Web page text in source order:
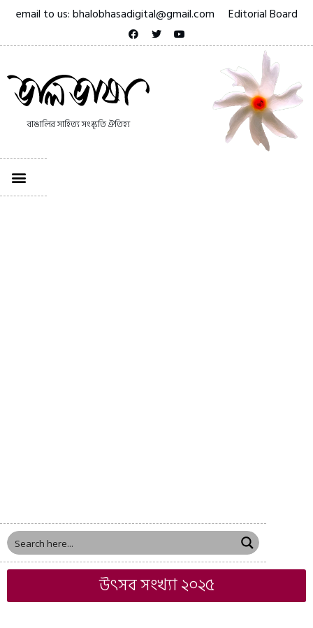
email to us: bhalobhasadigital@gmail.com Editorial Board
বাঙালির সাহিত্য সংস্কৃতি ঐতিহ্য
উৎসব সংখ্যা ২০২৫